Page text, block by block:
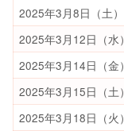
2025年3月8日（土）
2025年3月12日（水）
2025年3月14日（金）
2025年3月15日（土）
2025年3月18日（火）